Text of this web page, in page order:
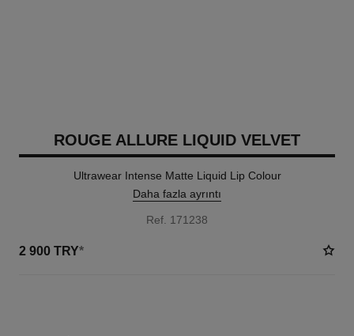
ROUGE ALLURE LIQUID VELVET
Ultrawear Intense Matte Liquid Lip Colour
Daha fazla ayrıntı
Ref. 171238
2 900 TRY*